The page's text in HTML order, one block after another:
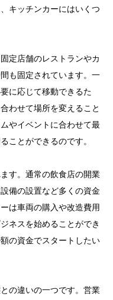
キッチンカーにはいくつ
定店舗のレストランやカ
も固定されています。一
に応じて移動できるた
わせて場所を変えること
やイベントに合わせて最
ことができるのです。
す。通常の飲食店の開業
備の設置など多くの資金
は車両の購入や改造費用
ネスを始めることができ
の資金でスタートしたい
の違いの一つです。営業